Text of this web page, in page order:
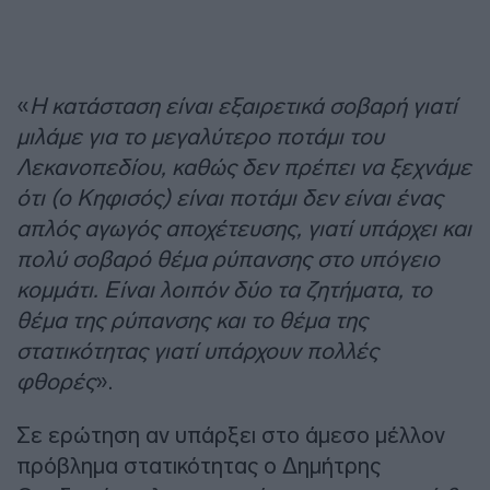
«Η κατάσταση είναι εξαιρετικά σοβαρή γιατί
μιλάμε για το μεγαλύτερο ποτάμι του
Λεκανοπεδίου, καθώς δεν πρέπει να ξεχνάμε
ότι (ο Κηφισός) είναι ποτάμι δεν είναι ένας
απλός αγωγός αποχέτευσης, γιατί υπάρχει και
πολύ σοβαρό θέμα ρύπανσης στο υπόγειο
κομμάτι. Είναι λοιπόν δύο τα ζητήματα, το
θέμα της ρύπανσης και το θέμα της
στατικότητας γιατί υπάρχουν πολλές
φθορές».
Σε ερώτηση αν υπάρξει στο άμεσο μέλλον
πρόβλημα στατικότητας ο Δημήτρης